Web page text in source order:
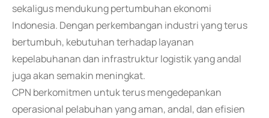
sekaligus mendukung pertumbuhan ekonomi
Indonesia. Dengan perkembangan industri yang terus
bertumbuh, kebutuhan terhadap layanan
kepelabuhanan dan infrastruktur logistik yang andal
juga akan semakin meningkat.
CPN berkomitmen untuk terus mengedepankan
operasional pelabuhan yang aman, andal, dan efisien